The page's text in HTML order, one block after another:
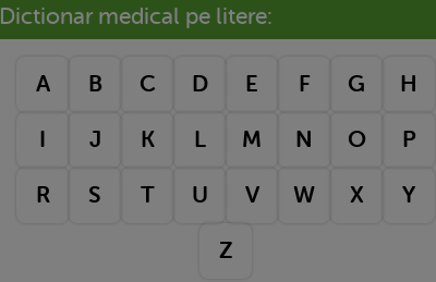
Dictionar medical pe litere:
A B C D E F G H
I J K L M N O P
R S T U V W X Y
Z